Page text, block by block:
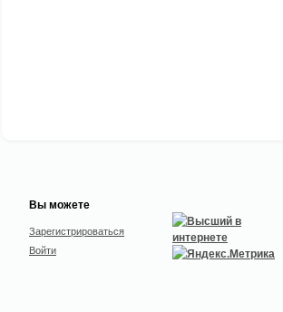
Вы можете
Зарегистрироваться
Войти